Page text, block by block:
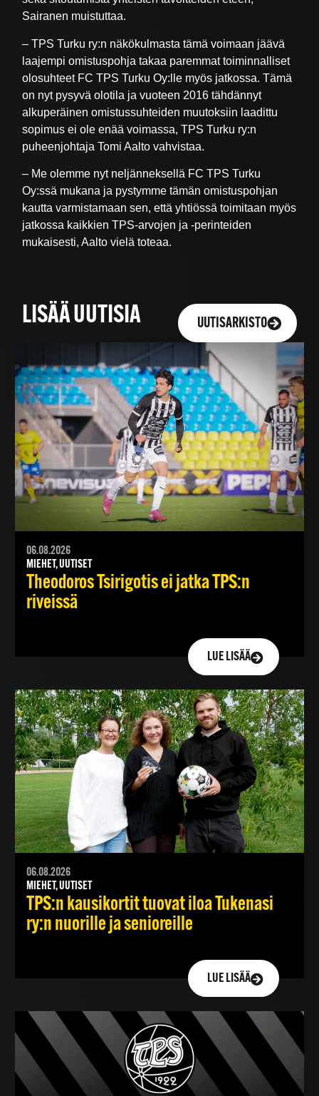
Sairanen muistuttaa.
– TPS Turku ry:n näkökulmasta tämä voimaan jäävä
laajempi omistuspohja takaa paremmat toiminnalliset
olosuhteet FC TPS Turku Oy:lle myös jatkossa. Tämä
on nyt pysyvä olotila ja vuoteen 2016 tähdännyt
alkuperäinen omistussuhteiden muutoksiin laadittu
sopimus ei ole enää voimassa, TPS Turku ry:n
puheenjohtaja Tomi Aalto vahvistaa.
– Me olemme nyt neljänneksellä FC TPS Turku
Oy:ssä mukana ja pystymme tämän omistuspohjan
kautta varmistamaan sen, että yhtiössä toimitaan myös
jatkossa kaikkien TPS-arvojen ja -perinteiden
mukaisesti, Aalto vielä toteaa.
LISÄÄ UUTISIA UUTISARKISTO
06.08.2026
MIEHET, UUTISET
Theodoros Tsirigotis ei jatka TPS:n
riveissä
LUE LISÄÄ
06.08.2026
MIEHET, UUTISET
TPS:n kausikortit tuovat iloa Tukenasi
ry:n nuorille ja senioreille
LUE LISÄÄ